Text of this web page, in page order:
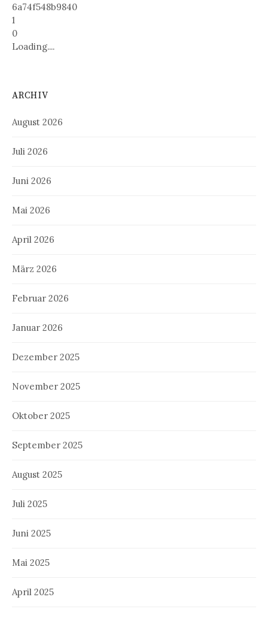
6a74f548b9840
1
0
Loading....
ARCHIV
August 2026
Juli 2026
Juni 2026
Mai 2026
April 2026
März 2026
Februar 2026
Januar 2026
Dezember 2025
November 2025
Oktober 2025
September 2025
August 2025
Juli 2025
Juni 2025
Mai 2025
April 2025